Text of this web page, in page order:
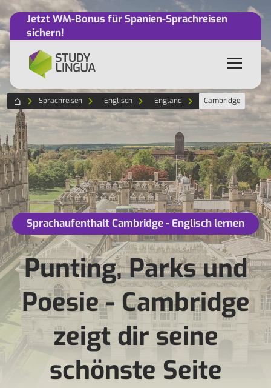
Jetzt WM-Bonus für Spanien-Sprachreisen
sichern!
Sprachreisen Englisch England Cambridge
Sprachaufenthalt Cambridge - Englisch lernen
Punting, Parks und
Poesie - Cambridge
zeigt dir seine
schönste Seite